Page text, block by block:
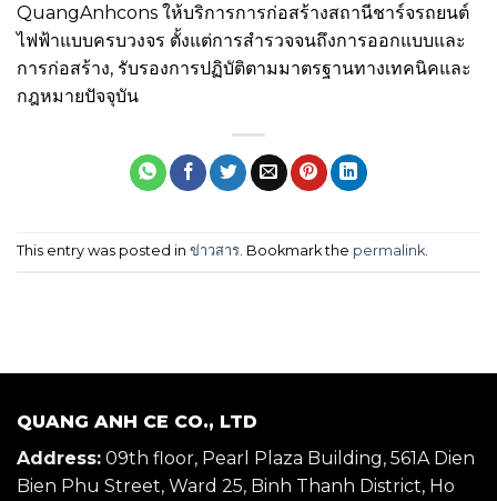
QuangAnhcons ให้บริการการก่อสร้างสถานีชาร์จรถยนต์
ไฟฟ้าแบบครบวงจร ตั้งแต่การสำรวจจนถึงการออกแบบและ
การก่อสร้าง, รับรองการปฏิบัติตามมาตรฐานทางเทคนิคและ
กฎหมายปัจจุบัน
This entry was posted in ข่าวสาร. Bookmark the permalink.
QUANG ANH CE CO., LTD
Address: 09th floor, Pearl Plaza Building, 561A Dien
Bien Phu Street, Ward 25, Binh Thanh District, Ho